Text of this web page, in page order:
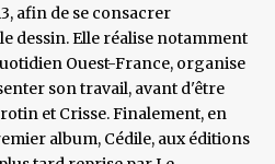
afin de se consacrer
dessin. Elle réalise notamment
Ouest-France, organise
son travail, avant d'être
et Crisse. Finalement, en
album, Cédile, aux éditions